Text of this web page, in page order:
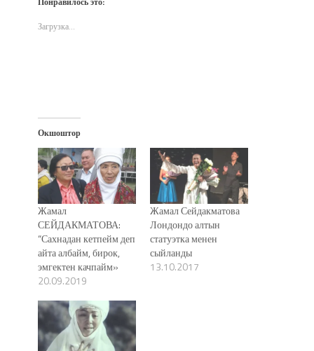
в
окне)
в
Загрузка...
Окшоштор
Жамал
СЕЙДАКМАТОВА:
“Сахнадан кетпейм деп
айта албайм, бирок,
эмгектен качпайм»
20.09.2019
Жамал Сейдакматова
Лондондо алтын
статуэтка менен
сыйланды
13.10.2017